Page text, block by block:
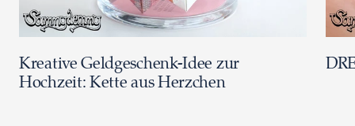
Kreative Geldgeschenk-Idee zur
Hochzeit: Kette aus Herzchen